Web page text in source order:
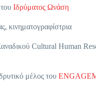
Ιδρύματος Ωνάση
κινηματογραφίστρια
Cultural Human
μέλος του